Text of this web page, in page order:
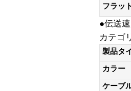
フラッ
●伝送
カテゴ
製品タ
カラー
ケーブ